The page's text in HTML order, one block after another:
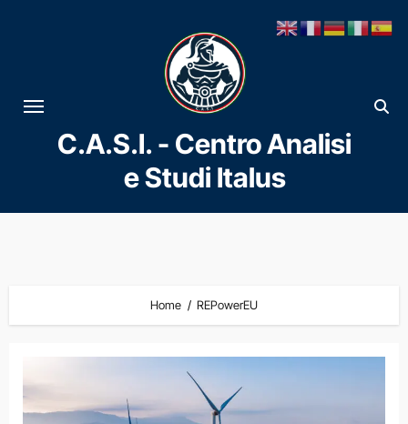
al
contenuto
C.A.S.I. - Centro Analisi
e Studi Italus
Home REPowerEU